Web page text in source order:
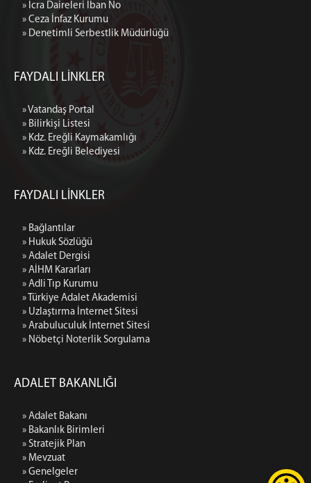
» İcra Daireleri İban No
» Ceza İnfaz Kurumu
» Denetimli Serbestlik Müdürlüğü
FAYDALI LİNKLER
» Vatandaş Portal
» Bilirkişi Listesi
» Kdz. Ereğli Kaymakamlığı
» Kdz. Ereğli Belediyesi
FAYDALI LİNKLER
» Bağlantılar
» Hukuk Sözlüğü
» Adalet Dergisi
» AİHM Kararları
» Adli Tıp Kurumu
» Türkiye Adalet Akademisi
» Uzlaştırma İnternet Sitesi
» Arabuluculuk İnternet Sitesi
» Nöbetçi Noterlik Sorgulama
ADALET BAKANLIĞI
» Adalet Bakanı
» Bakanlık Birimleri
» Stratejik Plan
» Mevzuat
» Genelgeler